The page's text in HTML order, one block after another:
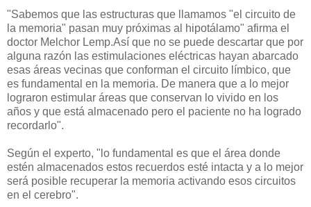
"Sabemos que las estructuras que llamamos "el circuito de
la memoria" pasan muy próximas al hipotálamo" afirma el
doctor Melchor Lemp.Así que no se puede descartar que por
alguna razón las estimulaciones eléctricas hayan abarcado
esas áreas vecinas que conforman el circuito límbico, que
es fundamental en la memoria. De manera que a lo mejor
lograron estimular áreas que conservan lo vivido en los
años y que está almacenado pero el paciente no ha logrado
recordarlo".
Según el experto, "lo fundamental es que el área donde
estén almacenados estos recuerdos esté intacta y a lo mejor
será posible recuperar la memoria activando esos circuitos
en el cerebro".